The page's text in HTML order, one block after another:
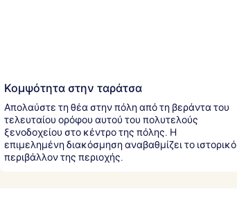
Κομψότητα στην ταράτσα
Απολαύστε τη θέα στην πόλη από τη βεράντα του
τελευταίου ορόφου αυτού του πολυτελούς
ξενοδοχείου στο κέντρο της πόλης. Η
επιμελημένη διακόσμηση αναβαθμίζει το ιστορικό
περιβάλλον της περιοχής.